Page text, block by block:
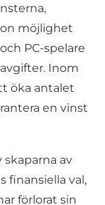
möjlighet
PC-spelare
Inom
öka antalet
en vinst
skaparna av
finansiella val,
förlorat sin